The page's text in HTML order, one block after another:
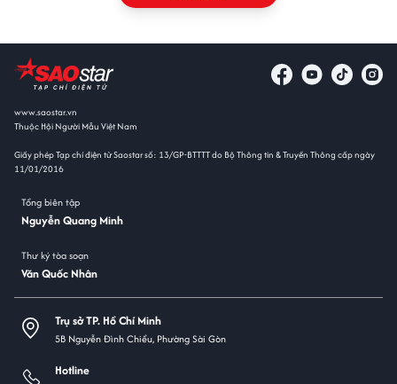
www.saostar.vn
Thuộc Hội Người Mẫu Việt Nam
Giấy phép Tạp chí điện tử Saostar số: 13/GP-BTTTT do Bộ Thông tin & Truyền Thông cấp ngày
11/01/2016
Tổng biên tập
Nguyễn Quang Minh
Thư ký tòa soạn
Văn Quốc Nhân
Trụ sở TP. Hồ Chí Minh
5B Nguyễn Đình Chiểu, Phường Sài Gòn
Hotline